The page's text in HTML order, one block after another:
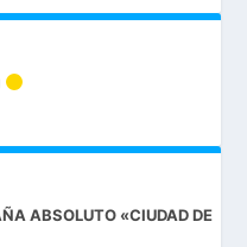
ABSOLUTO «CIUDAD DE